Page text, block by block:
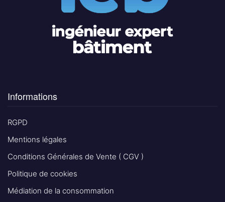
Informations
RGPD
Mentions légales
Conditions Générales de Vente ( CGV )
Politique de cookies
Médiation de la consommation